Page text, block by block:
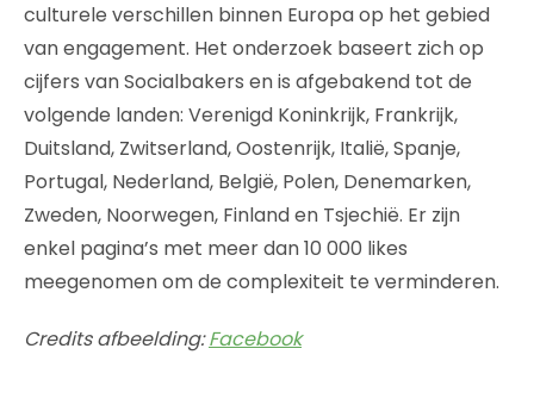
culturele verschillen binnen Europa op het gebied
van engagement. Het onderzoek baseert zich op
cijfers van Socialbakers en is afgebakend tot de
volgende landen: Verenigd Koninkrijk, Frankrijk,
Duitsland, Zwitserland, Oostenrijk, Italië, Spanje,
Portugal, Nederland, België, Polen, Denemarken,
Zweden, Noorwegen, Finland en Tsjechië. Er zijn
enkel pagina’s met meer dan 10 000 likes
meegenomen om de complexiteit te verminderen.
Credits afbeelding:Facebook